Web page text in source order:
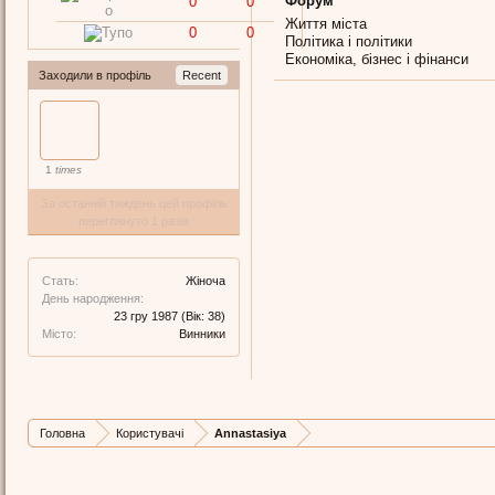
0
0
Заходили в профіль Recent
1 times
Стать:
Жіноча
День народження:
23 гру 1987 (Вік: 38)
Місто:
Винники
Життя міста
Політика і політики
Економіка, бізнес і фінанси
Головна Користувачі Annastasiya